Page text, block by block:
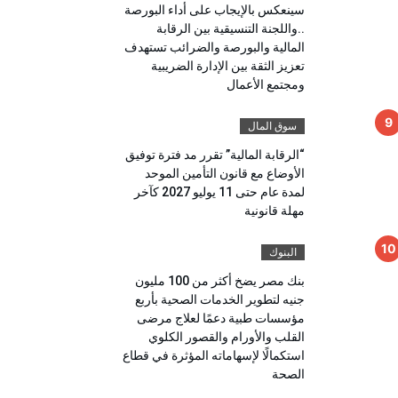
سينعكس بالإيجاب على أداء البورصة
..واللجنة التنسيقية بين الرقابة
المالية والبورصة والضرائب تستهدف
تعزيز الثقة بين الإدارة الضريبية
ومجتمع الأعمال
سوق المال
“الرقابة المالية” تقرر مد فترة توفيق
الأوضاع مع قانون التأمين الموحد
لمدة عام حتى 11 يوليو 2027 كآخر
مهلة قانونية
البنوك
بنك مصر يضخ أكثر من 100 مليون
جنيه لتطوير الخدمات الصحية بأربع
مؤسسات طبية دعمًا لعلاج مرضى
القلب والأورام والقصور الكلوي
استكمالًا لإسهاماته المؤثرة في قطاع
الصحة